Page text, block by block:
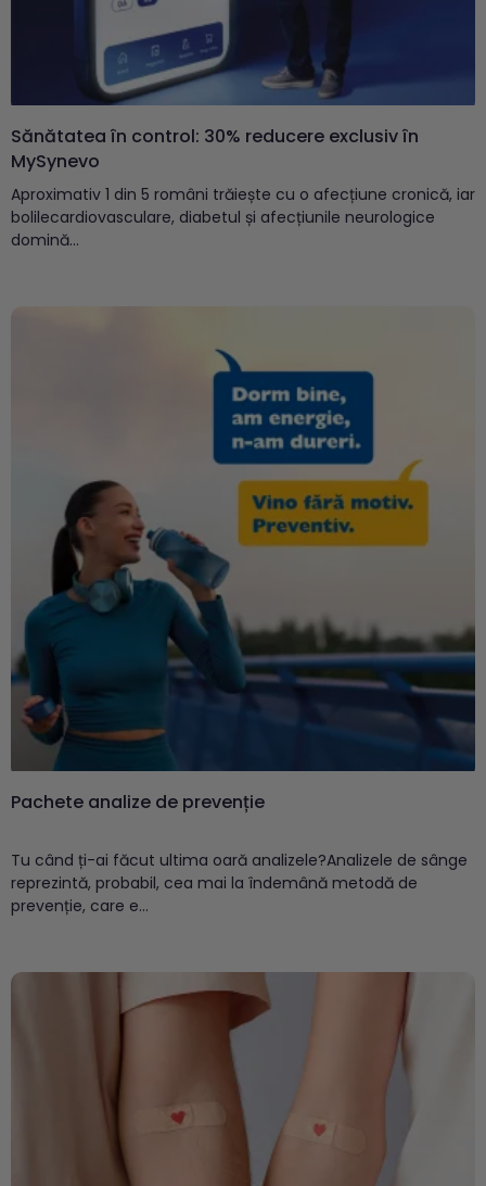
Sănătatea în control: 30% reducere exclusiv în
MySynevo
Aproximativ 1 din 5 români trăiește cu o afecțiune cronică, iar
bolilecardiovasculare, diabetul și afecțiunile neurologice
domină...
Pachete analize de prevenție
Tu când ți-ai făcut ultima oară analizele?Analizele de sânge
reprezintă, probabil, cea mai la îndemână metodă de
prevenție, care e...